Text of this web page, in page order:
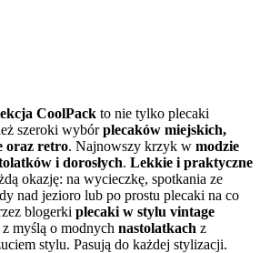
CoolPack to nie tylko plecaki
szeroki wybórplecaków miejskich,
oraz retro. Najnowszy krzyk w modzie
i dorosłych. Lekkie i praktyczne
okazję: na wycieczkę, spotkania ze
nad jezioro lub po prostu plecaki na co
blogerki plecaki w stylu vintage
z myślą o modnych nastolatkach z
stylu. Pasują do każdej stylizacji.